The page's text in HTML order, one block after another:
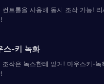
컨트롤을 사용해 동시 조작 가능! 리
스-키 녹화
조작은 녹스한테 맡겨! 마우스키-녹